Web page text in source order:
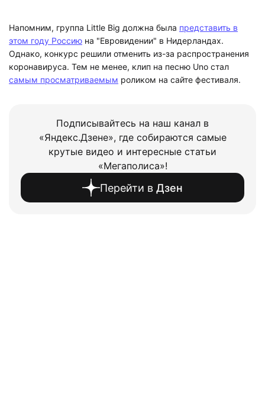
Напомним, группа Little Big должна была представить в
этом году Россию на "Евровидении" в Нидерландах.
Однако, конкурс решили отменить из-за распространения
коронавируса. Тем не менее, клип на песню Uno стал
самым просматриваемым роликом на сайте фестиваля.
Подписывайтесь на наш канал в
«Яндекс.Дзене», где собираются самые
крутые видео и интересные статьи
«Мегаполиса»!
Перейти в Дзен